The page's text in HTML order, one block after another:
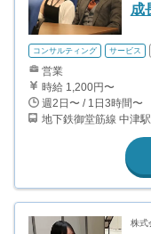
成
コンサルティング サービス
営業
時給 1,200円〜
週2日〜 / 1日3時間〜
地下鉄御堂筋線 中津
株式